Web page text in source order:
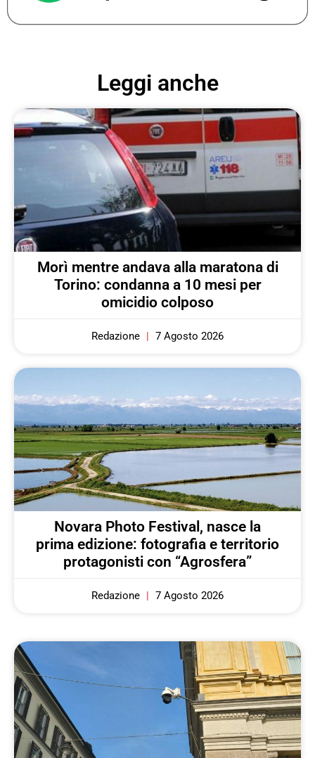
Leggi anche
Morì mentre andava alla maratona di
Torino: condanna a 10 mesi per
omicidio colposo
Redazione 7 Agosto 2026
Novara Photo Festival, nasce la
prima edizione: fotografia e territorio
protagonisti con “Agrosfera”
Redazione 7 Agosto 2026